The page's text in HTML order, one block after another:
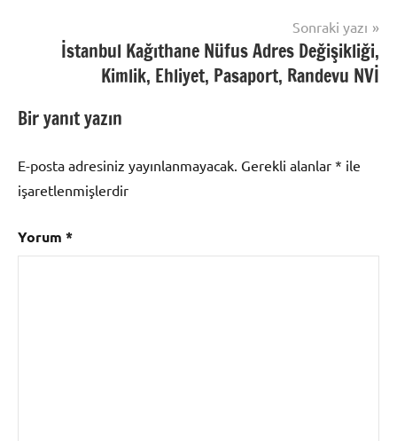
Sonraki yazı
İstanbul Kağıthane Nüfus Adres Değişikliği,
Kimlik, Ehliyet, Pasaport, Randevu NVİ
Bir yanıt yazın
E-posta adresiniz yayınlanmayacak. Gerekli alanlar * ile
işaretlenmişlerdir
Yorum *